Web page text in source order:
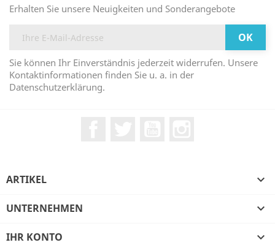
Erhalten Sie unsere Neuigkeiten und Sonderangebote
Sie können Ihr Einverständnis jederzeit widerrufen. Unsere
Kontaktinformationen finden Sie u. a. in der
Datenschutzerklärung.
ARTIKEL 
UNTERNEHMEN 
IHR KONTO
